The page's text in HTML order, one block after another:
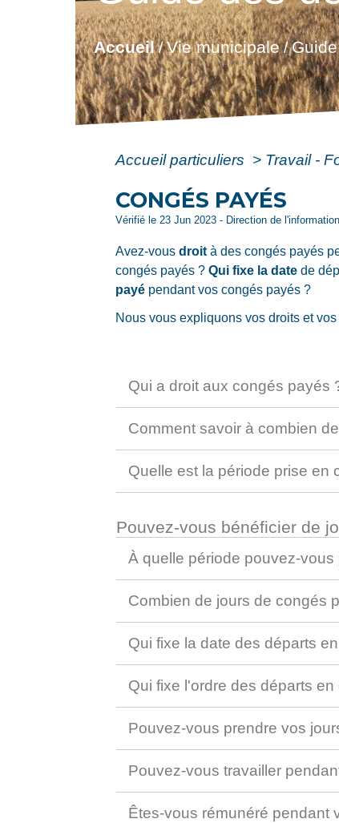
Accueil/Vie municipale/
Accueil particuliers > Travail -
CONGÉS PAYÉS
Vérifié le 23 Jun 2023 - Direction de
Avez-vousdroit à des congés payés
congés payés ?Qui fixe la date de
payé pendant vos congés payés ?
Nous vous expliquons vos droits et
Qui a droit aux congés payés
Comment savoir à combien
Quelle est la période prise en
Pouvez-vous bénéficier de
À quelle période pouvez-
Combien de jours de congés
Qui fixe la date des départs
Qui fixe l'ordre des départs
Pouvez-vous prendre vos
Pouvez-vous travailler
Êtes-vous rémunéré pendant